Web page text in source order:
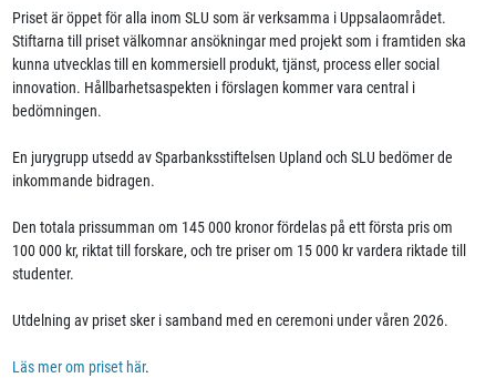
Priset är öppet för alla inom SLU som är verksamma i Uppsalaområdet.
Stiftarna till priset välkomnar ansökningar med projekt som i framtiden ska
kunna utvecklas till en kommersiell produkt, tjänst, process eller social
innovation. Hållbarhetsaspekten i förslagen kommer vara central i
bedömningen.
En jurygrupp utsedd av Sparbanksstiftelsen Upland och SLU bedömer de
inkommande bidragen.
Den totala prissumman om 145 000 kronor fördelas på ett första pris om
100 000 kr, riktat till forskare, och tre priser om 15 000 kr vardera riktade till
studenter.
Utdelning av priset sker i samband med en ceremoni under våren 2026.
Läs mer om priset här.